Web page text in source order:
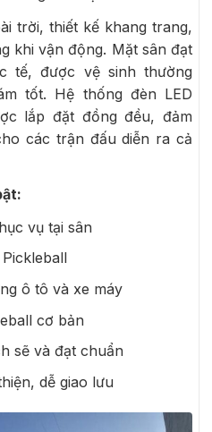
trời, thiết kế khang trang,
khi vận động. Mặt sân đạt
tế, được vệ sinh thường
tốt. Hệ thống đèn LED
lắp đặt đồng đều, đảm
các trận đấu diễn ra cả
vụ tại sân
ô tô và xe máy
cơ bản
sẽ và đạt chuẩn
dễ giao lưu